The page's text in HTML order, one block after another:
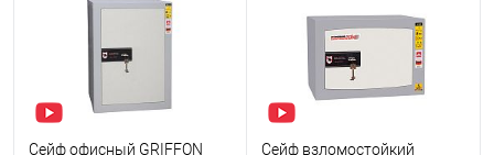
Сейф офисный GRIFFON Сейф взломостойкий